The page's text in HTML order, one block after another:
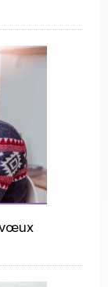
vœux